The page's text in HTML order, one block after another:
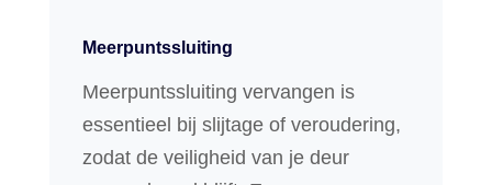
Meerpuntssluiting
Meerpuntssluiting vervangen is
essentieel bij slijtage of veroudering,
zodat de veiligheid van je deur